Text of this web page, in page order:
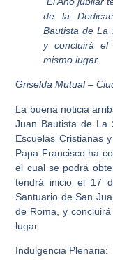
de la
Bautista de La
y concluirá
mismo lugar.
Griselda Mutual –
La buena noticia
Juan Bautista de La
Escuelas Cristianas
Papa Francisco ha
el cual se podrá
tendrá inicio el 17
Santuario de San
de Roma, y
lugar.
Indulgencia Plenaria: